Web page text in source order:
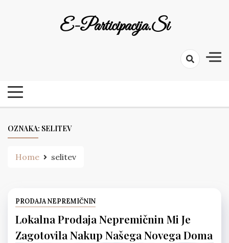
E-Participacija.si
OZNAKA: SELITEV
Home selitev
PRODAJA NEPREMIČNIN
Lokalna Prodaja Nepremičnin Mi Je
Zagotovila Nakup Našega Novega Doma